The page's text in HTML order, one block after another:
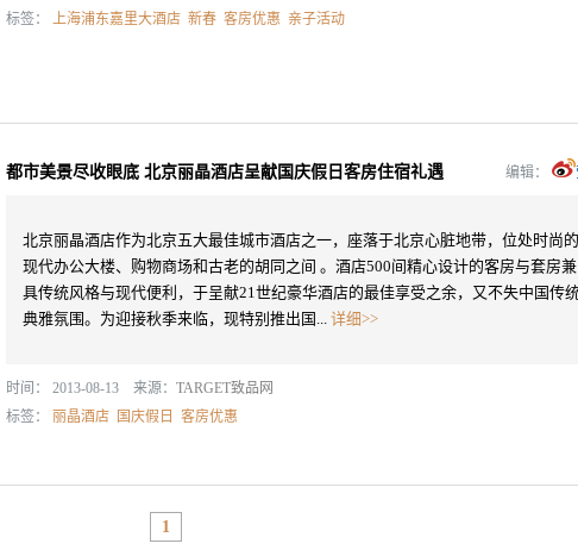
标签： 上海浦东嘉里大酒店 新春 客房优惠 亲子活动
都市美景尽收眼底 北京丽晶酒店呈献国庆假日客房住宿礼遇 编辑：
北京丽晶酒店作为北京五大最佳城市酒店之一，座落于北京心脏地带，位处时尚的
现代办公大楼、购物商场和古老的胡同之间 。酒店500间精心设计的客房与套房兼
具传统风格与现代便利，于呈献21世纪豪华酒店的最佳享受之余，又不失中国传
典雅氛围。为迎接秋季来临，现特别推出国... 详细>>
时间： 2013-08-13 来源： TARGET致品网
标签： 丽晶酒店 国庆假日 客房优惠
1